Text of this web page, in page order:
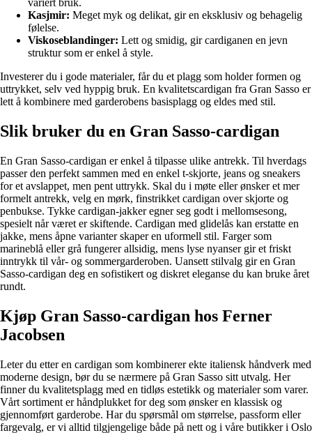
variert bruk.
Kasjmir: Meget myk og delikat, gir en eksklusiv og behagelig
følelse.
Viskoseblandinger: Lett og smidig, gir cardiganen en jevn
struktur som er enkel å style.
Investerer du i gode materialer, får du et plagg som holder formen og
uttrykket, selv ved hyppig bruk. En kvalitetscardigan fra Gran Sasso er
lett å kombinere med garderobens basisplagg og eldes med stil.
Slik bruker du en Gran Sasso-cardigan
En Gran Sasso-cardigan er enkel å tilpasse ulike antrekk. Til hverdags
passer den perfekt sammen med en enkel t-skjorte, jeans og sneakers
for et avslappet, men pent uttrykk. Skal du i møte eller ønsker et mer
formelt antrekk, velg en mørk, finstrikket cardigan over skjorte og
penbukse. Tykke cardigan-jakker egner seg godt i mellomsesong,
spesielt når været er skiftende. Cardigan med glidelås kan erstatte en
jakke, mens åpne varianter skaper en uformell stil. Farger som
marineblå eller grå fungerer allsidig, mens lyse nyanser gir et friskt
inntrykk til vår- og sommergarderoben. Uansett stilvalg gir en Gran
Sasso-cardigan deg en sofistikert og diskret eleganse du kan bruke året
rundt.
Kjøp Gran Sasso-cardigan hos Ferner
Jacobsen
Leter du etter en cardigan som kombinerer ekte italiensk håndverk med
moderne design, bør du se nærmere på Gran Sasso sitt utvalg. Her
finner du kvalitetsplagg med en tidløs estetikk og materialer som varer.
Vårt sortiment er håndplukket for deg som ønsker en klassisk og
gjennomført garderobe. Har du spørsmål om størrelse, passform eller
fargevalg, er vi alltid tilgjengelige både på nett og i våre butikker i Oslo